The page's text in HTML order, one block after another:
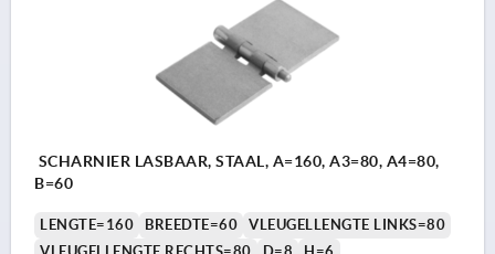
SCHARNIER LASBAAR, STAAL, A=160, A3=80, A4=80,
B=60
LENGTE=160 BREEDTE=60
VLEUGELLENGTE LINKS=80